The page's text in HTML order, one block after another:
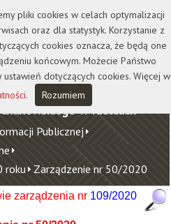
Wydawnictwo
w Kielcach
Publicznej
roku Zarządzenie nr 50/2020
zarządzenia nr 109/2020
pliki cookies w celach optymalizacji
oraz dla statystyk. Korzystanie z
cookies oznacza, że będą one
końcowym. Możecie Państwo
dotyczących cookies. Więcej w
. Rozumiem